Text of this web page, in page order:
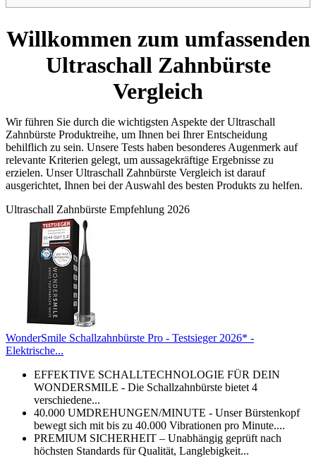
Willkommen zum umfassenden
Ultraschall Zahnbürste
Vergleich
Wir führen Sie durch die wichtigsten Aspekte der Ultraschall
Zahnbürste Produktreihe, um Ihnen bei Ihrer Entscheidung
behilflich zu sein. Unsere Tests haben besonderes Augenmerk auf
relevante Kriterien gelegt, um aussagekräftige Ergebnisse zu
erzielen. Unser Ultraschall Zahnbürste Vergleich ist darauf
ausgerichtet, Ihnen bei der Auswahl des besten Produkts zu helfen.
Ultraschall Zahnbürste Empfehlung 2026
WonderSmile Schallzahnbürste Pro - Testsieger 2026* -
Elektrische...
EFFEKTIVE SCHALLTECHNOLOGIE FÜR DEIN
WONDERSMILE - Die Schallzahnbürste bietet 4
verschiedene...
40.000 UMDREHUNGEN/MINUTE - Unser Bürstenkopf
bewegt sich mit bis zu 40.000 Vibrationen pro Minute....
PREMIUM SICHERHEIT – Unabhängig geprüft nach
höchsten Standards für Qualität, Langlebigkeit...